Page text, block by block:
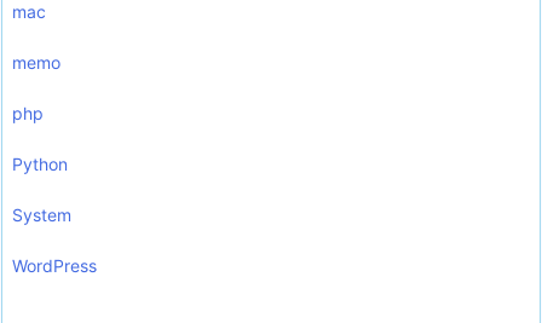
mac
memo
php
Python
System
WordPress